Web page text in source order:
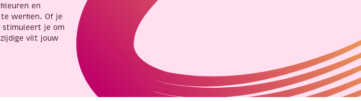
en
werken. Of je
stimuleert je om
vilt jouw